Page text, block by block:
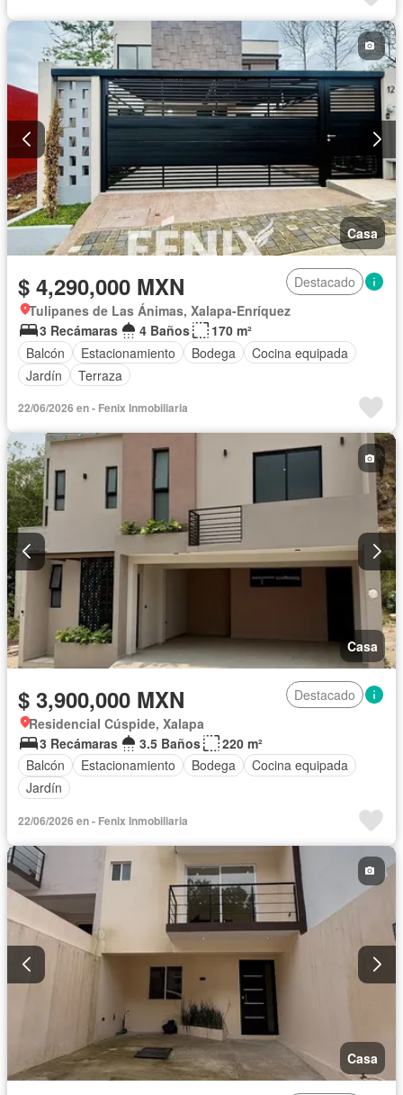
Casa
$ 4,290,000 MXN
Destacado
Tulipanes de Las Ánimas, Xalapa-Enríquez
3 Recámaras
4 Baños
170 m²
Balcón
Estacionamiento Bodega
Cocina equipada
Jardín
Terraza
22/06/2026 en - Fenix Inmobiliaria
Casa
$ 3,900,000 MXN
Destacado
Residencial Cúspide, Xalapa
3 Recámaras
3.5 Baños
220 m²
Balcón
Estacionamiento Bodega
Cocina equipada
Jardín
22/06/2026 en - Fenix Inmobiliaria
Casa